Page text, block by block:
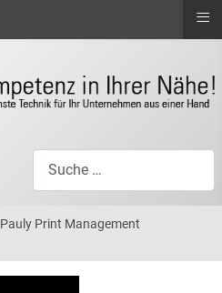
Pauly Print Management
≡